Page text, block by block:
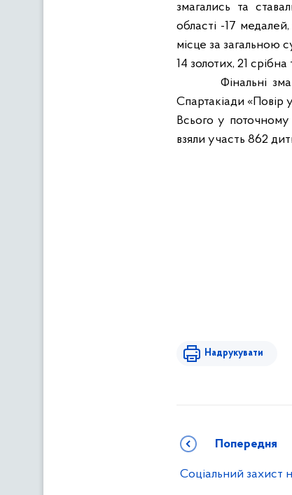
змагались та
області -17
місце за загальною
14 золотих, 21
Фінальні
Спартакіади «Повір
Всього у поточному
взяли участь 862
Надрукувати
Попередня
Соціальний захист